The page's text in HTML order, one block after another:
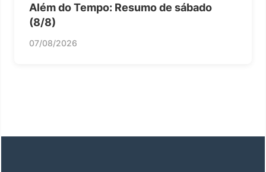
Além do Tempo: Resumo de sábado
(8/8)
07/08/2026